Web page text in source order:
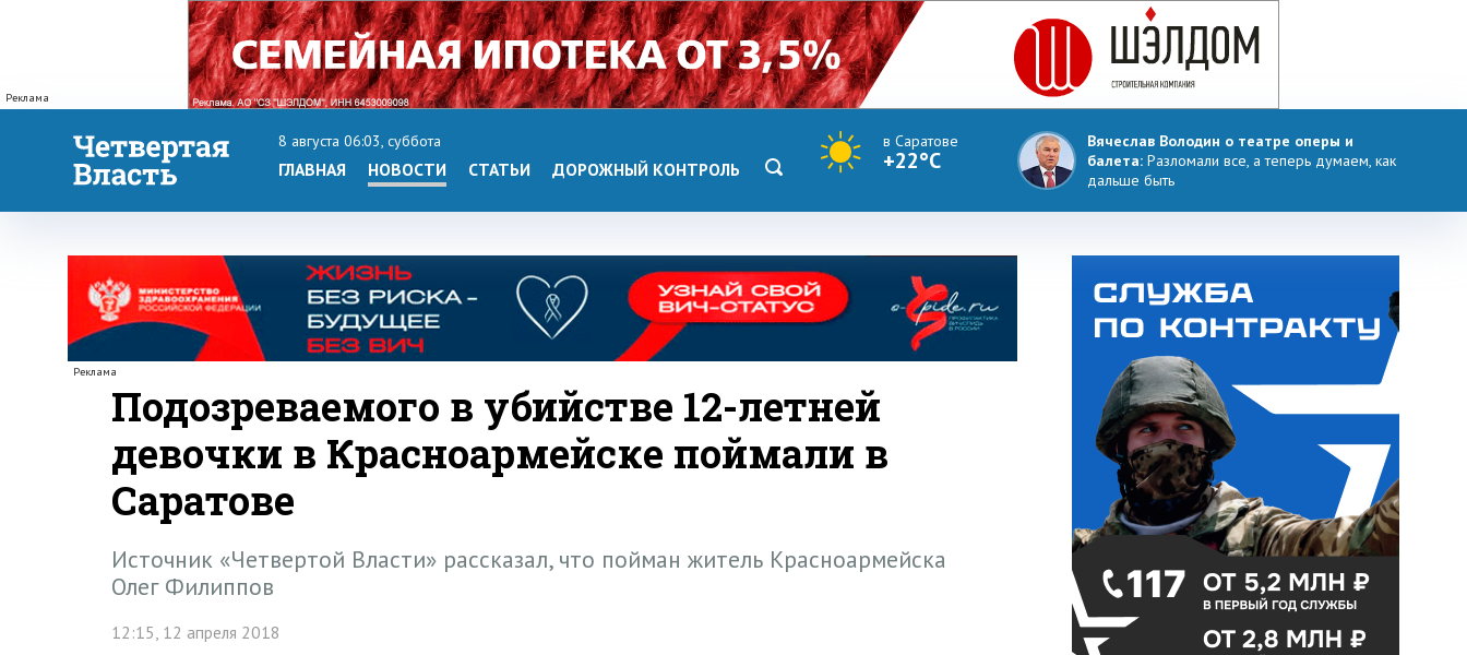
Реклама
8 августа 06:03, суббота
ГЛАВНАЯ НОВОСТИ СТАТЬИ ДОРОЖНЫЙ КОНТРОЛЬ
в Саратове
+22°C
Вячеслав Володин о театре оперы и
балета: Разломали все, а теперь думаем, как
дальше быть
Реклама
Подозреваемого в убийстве 12-летней
девочки в Красноармейске поймали в
Саратове
Источник «Четвертой Власти» рассказал, что пойман житель Красноармейска
Олег Филиппов
12:15, 12 апреля 2018